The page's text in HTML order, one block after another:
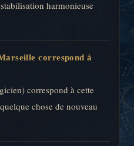
harmonieuse
correspond à
correspond à cette
chose de nouveau